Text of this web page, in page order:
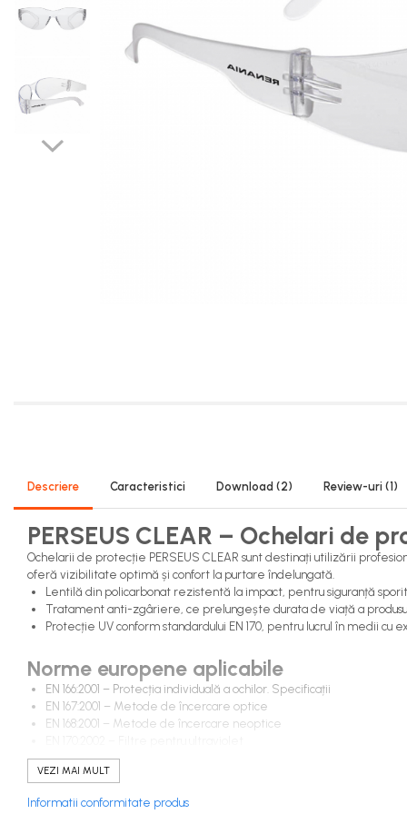
Îmbrăcăminte IMPERMEABILĂ
Costume | Combinezoane
Pantaloni Impermeabili
Pelerine | Jachete Impermeabile
TERMOIZOLANTĂ
Tricouri si bluze reflectorizante (HI-
VIS)
Fesuri, capisoane si sepci
reflectorizante (HI-VIS)
Accesorii reflectorizante (HI-VIS)
Îmbrăcăminte ANTICHIMICĂ |
MULTIRISC
Antichimice | Multirisc
Halate | Sorturi Antichimice | Multirisc
Jachete | Bluze Antichimice | Multirisc
Îmbrăcăminte IGNIFUGĂ
(ANTI-FLACĂRĂ)
Jambiere Ignifuge
Descriere Caracteristici Download (2) Review-uri (1)
PERSEUS CLEAR – Ochelari de
Ochelarii de protecție PERSEUS CLEAR sunt destinați utilizării
oferă vizibilitate optimă și confort la purtare îndelungată.
Lentilă din policarbonat rezistentă la impact, pentru siguranță
Tratament anti-zgâriere, ce prelungește durata de viață a
Protecție UV conform standardului EN 170, pentru lucrul în medii cu
Norme europene aplicabile
EN 166:2001 – Protecția individuală a ochilor. Specificații
EN 167:2001 – Metode de încercare optice
EN 168:2001 – Metode de încercare neoptice
EN 172:1994/A1:2000/A2:2001 – Filtre de protecție împotriva
Caracteristici
VEZI MAI MULT
Informatii conformitate produs